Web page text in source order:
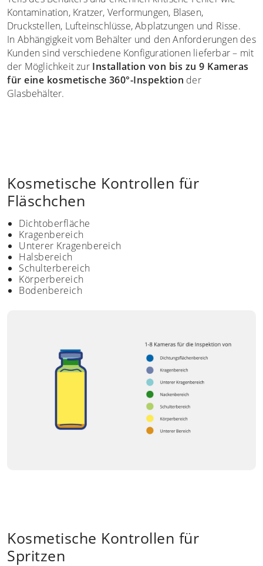
Kontamination, Kratzer, Verformungen, Blasen,
Druckstellen, Lufteinschlüsse, Abplatzungen und Risse.
In Abhängigkeit vom Behälter und den Anforderungen des
Kunden sind verschiedene Konfigurationen lieferbar – mit
der Möglichkeit zur Installation von bis zu 9 Kameras
für eine kosmetische 360°-Inspektion der
Glasbehälter.
Kosmetische Kontrollen für
Fläschchen
Dichtoberfläche
Kragenbereich
Unterer Kragenbereich
Halsbereich
Schulterbereich
Körperbereich
Bodenbereich
Kosmetische Kontrollen für
Spritzen